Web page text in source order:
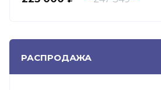
РАСПРОДАЖА